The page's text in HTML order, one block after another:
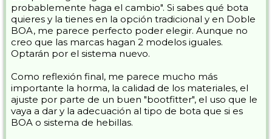
probablemente haga el cambio". Si sabes qué bota
quieres y la tienes en la opción tradicional y en Doble
BOA, me parece perfecto poder elegir. Aunque no
creo que las marcas hagan 2 modelos iguales.
Optarán por el sistema nuevo.
Como reflexión final, me parece mucho más
importante la horma, la calidad de los materiales, el
ajuste por parte de un buen "bootfitter", el uso que le
vaya a dar y la adecuación al tipo de bota que si es
BOA o sistema de hebillas.